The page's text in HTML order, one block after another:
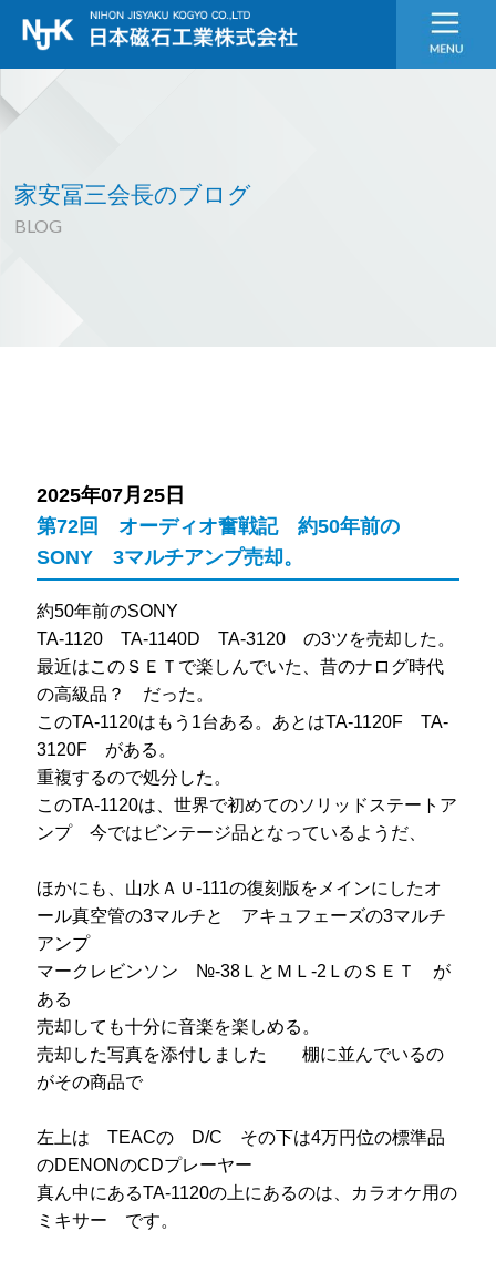
家安冨三会長のブログ
BLOG
2025年07月25日
第72回 オーディオ奮戦記 約50年前の
SONY 3マルチアンプ売却。
約50年前のSONY
TA-1120 TA-1140D TA-3120 の3ツを売却した。
最近はこのＳＥＴで楽しんでいた、昔のナログ時代
の高級品？ だった。
このTA-1120はもう1台ある。あとはTA-1120F TA-
3120F がある。
重複するので処分した。
このTA-1120は、世界で初めてのソリッドステートア
ンプ 今ではビンテージ品となっているようだ、
ほかにも、山水ＡＵ-111の復刻版をメインにしたオ
ール真空管の3マルチと アキュフェーズの3マルチ
アンプ
マークレビンソン №-38ＬとＭＬ-2ＬのＳＥＴ が
ある
売却しても十分に音楽を楽しめる。
売却した写真を添付しました 棚に並んでいるの
がその商品で
左上は TEACの D/C その下は4万円位の標準品
のDENONのCDプレーヤー
真ん中にあるTA-1120の上にあるのは、カラオケ用の
ミキサー です。